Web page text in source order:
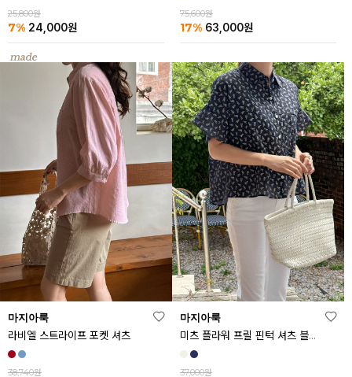
25,800원
7% 24,000원
75,600원
17% 63,000원
마지아룩
라비엘 스트라이프 포켓 셔츠
38,740원
마지아룩
미츠 플라워 프릴 핀턱 셔츠 블라우스
37,000원